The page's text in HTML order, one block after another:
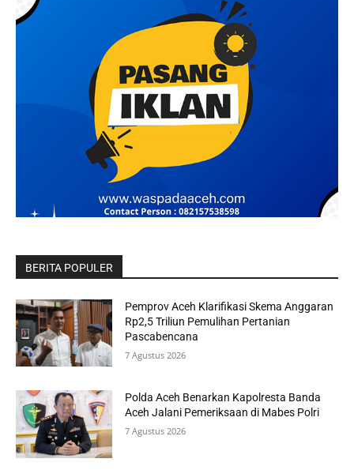
BERITA POPULER
Pemprov Aceh Klarifikasi Skema Anggaran
Rp2,5 Triliun Pemulihan Pertanian
Pascabencana
7 Agustus 2026
Polda Aceh Benarkan Kapolresta Banda
Aceh Jalani Pemeriksaan di Mabes Polri
7 Agustus 2026